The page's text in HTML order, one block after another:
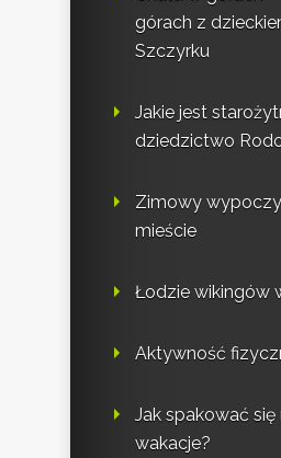
górach z
Szczyrku
Jakie jest
dziedzictwo
Zimowy
mieście
Łodzie wikingów
Aktywność
Jak spakować się
wakacje?